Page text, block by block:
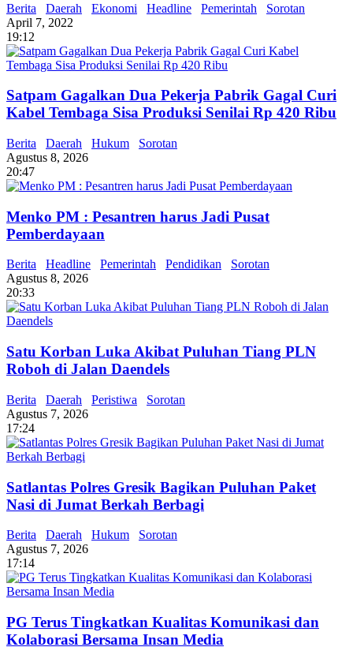
Berita Daerah Ekonomi Headline Pemerintah
Sorotan
April 7, 2022
19:12
Satpam Gagalkan Dua Pekerja Pabrik Gagal Curi
Kabel Tembaga Sisa Produksi Senilai Rp 420 Ribu
Berita Daerah Hukum
Sorotan
Agustus 8, 2026
20:47
Menko PM : Pesantren harus Jadi Pusat
Pemberdayaan
Berita Headline Pemerintah Pendidikan
Sorotan
Agustus 8, 2026
20:33
Satu Korban Luka Akibat Puluhan Tiang PLN
Roboh di Jalan Daendels
Berita Daerah Peristiwa
Sorotan
Agustus 7, 2026
17:24
Satlantas Polres Gresik Bagikan Puluhan Paket
Nasi di Jumat Berkah Berbagi
Berita Daerah Hukum
Sorotan
Agustus 7, 2026
17:14
PG Terus Tingkatkan Kualitas Komunikasi dan
Kolaborasi Bersama Insan Media